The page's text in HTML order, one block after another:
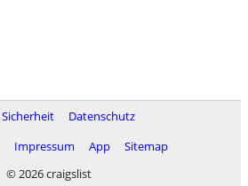
Sicherheit
Datenschutz
Impressum App
Sitemap
© 2026 craigslist